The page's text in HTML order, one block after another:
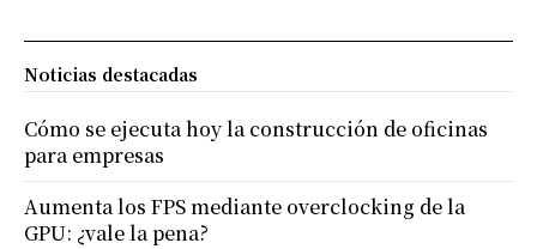
Noticias destacadas
Cómo se ejecuta hoy la construcción de oficinas
para empresas
Aumenta los FPS mediante overclocking de la
GPU: ¿vale la pena?